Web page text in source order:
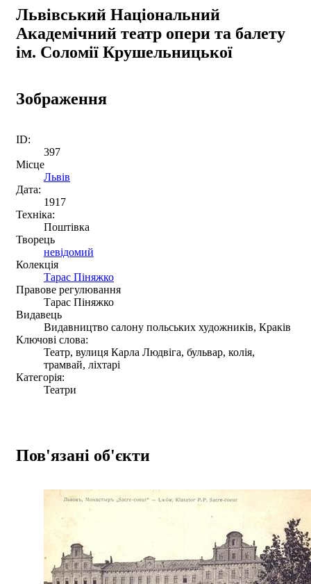
Львівський Національний
Академічний театр опери та балету
ім. Соломії Крушельницької
Зображення
ID:
397
Місце
Львів
Дата:
1917
Техніка:
Поштівка
Творець
невідомий
Колекція
Тарас Піняжко
Правове регулювання
Тарас Піняжко
Видавець
Видавництво салону польських художників, Краків
Ключові слова:
Театр, вулиця Карла Людвіга, бульвар, колія,
трамвай, ліхтарі
Категорія:
Театри
Пов'язані об'єкти